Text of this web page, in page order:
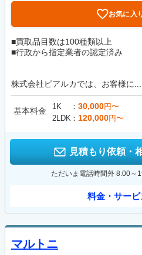
お気に入
■買取品目数は100種類以上
■行政から指定業者の認定済み
株式会社ピアルカでは、お客様に...
基本料金 1K 30,000円〜
2LDK
120,000円〜
見積もり依頼・
ただいま電話時間外 8:00～
料金・サー
マルトニ